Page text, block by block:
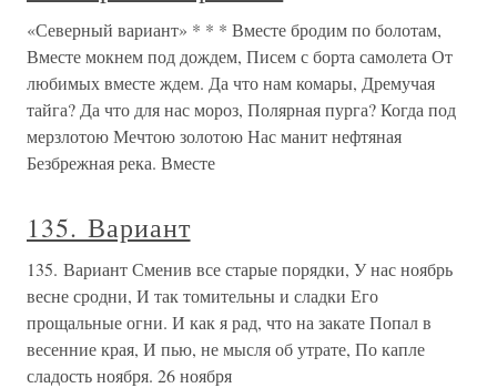
«Северный вариант» * * * Вместе бродим по болотам,
Вместе мокнем под дождем, Писем с борта самолета От
любимых вместе ждем. Да что нам комары, Дремучая
тайга? Да что для нас мороз, Полярная пурга? Когда под
мерзлотою Мечтою золотою Нас манит нефтяная
Безбрежная река. Вместе
135. Вариант
135. Вариант Сменив все старые порядки, У нас ноябрь
весне сродни, И так томительны и сладки Его
прощальные огни. И как я рад, что на закате Попал в
весенние края, И пью, не мысля об утрате, По капле
сладость ноября. 26 ноября